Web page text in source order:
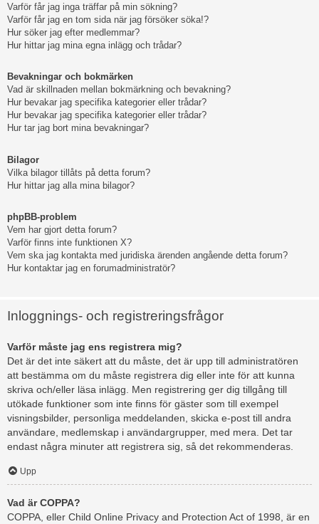
Varför får jag inga träffar på min sökning?
Varför får jag en tom sida när jag försöker söka!?
Hur söker jag efter medlemmar?
Hur hittar jag mina egna inlägg och trådar?
Bevakningar och bokmärken
Vad är skillnaden mellan bokmärkning och bevakning?
Hur bevakar jag specifika kategorier eller trådar?
Hur bevakar jag specifika kategorier eller trådar?
Hur tar jag bort mina bevakningar?
Bilagor
Vilka bilagor tillåts på detta forum?
Hur hittar jag alla mina bilagor?
phpBB-problem
Vem har gjort detta forum?
Varför finns inte funktionen X?
Vem ska jag kontakta med juridiska ärenden angående detta forum?
Hur kontaktar jag en forumadministratör?
Inloggnings- och registreringsfrågor
Varför måste jag ens registrera mig?
Det är det inte säkert att du måste, det är upp till administratören
att bestämma om du måste registrera dig eller inte för att kunna
skriva och/eller läsa inlägg. Men registrering ger dig tillgång till
utökade funktioner som inte finns för gäster som till exempel
visningsbilder, personliga meddelanden, skicka e-post till andra
användare, medlemskap i användargrupper, med mera. Det tar
endast några minuter att registrera sig, så det rekommenderas.
Upp
Vad är COPPA?
COPPA, eller Child Online Privacy and Protection Act of 1998, är en